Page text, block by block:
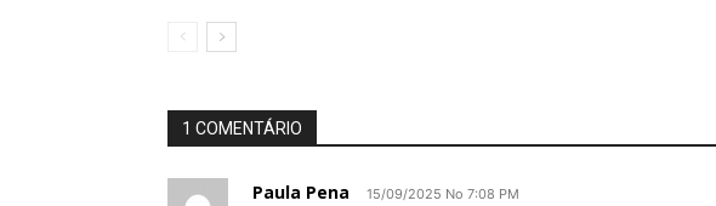
1 COMENTÁRIO
Paula Pena 15/09/2025 No 7:08 PM